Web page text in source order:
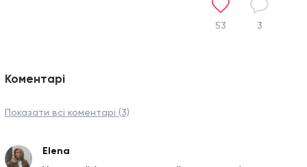
53 3
Коментарі
Показати всі коментарі (3)
Elena